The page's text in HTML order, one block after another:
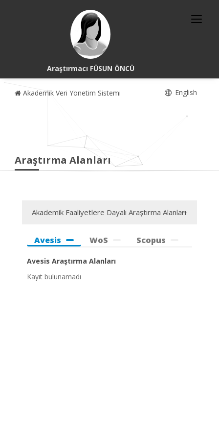
Araştırmacı FÜSUN ÖNCÜ
Akademik Veri Yönetim Sistemi English
Araştırma Alanları
Akademik Faaliyetlere Dayalı Araştırma Alanları
Avesis WoS Scopus
Avesis Araştırma Alanları
Kayıt bulunamadı